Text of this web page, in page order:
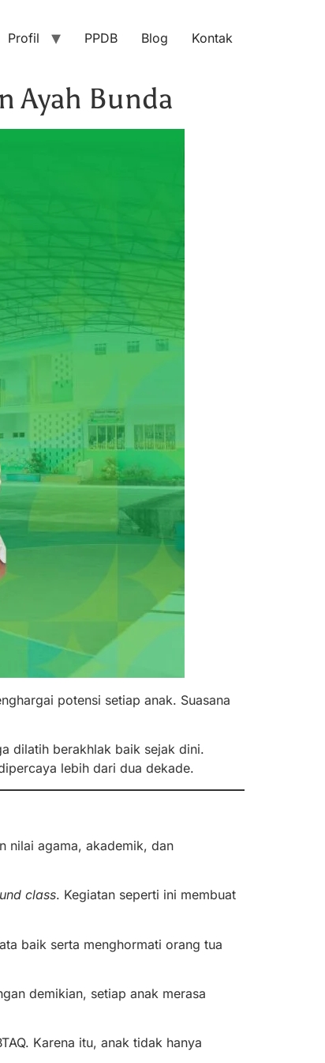
Profil PPDB Blog Kontak
Ayah Bunda
potensi setiap anak. Suasana
dilatih berakhlak baik sejak dini.
lebih dari dua dekade.
nilai agama, akademik, dan
class. Kegiatan seperti ini membuat
baik serta menghormati orang tua
demikian, setiap anak merasa
Karena itu, anak tidak hanya